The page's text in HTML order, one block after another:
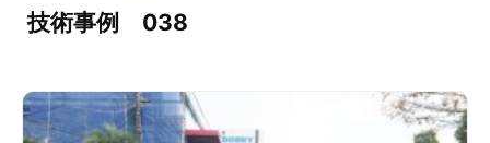
技術事例 038